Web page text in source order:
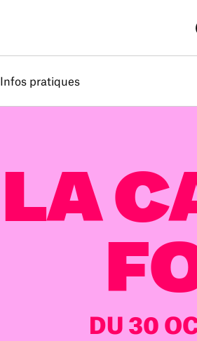
Infos pratiques
LA
DU 30